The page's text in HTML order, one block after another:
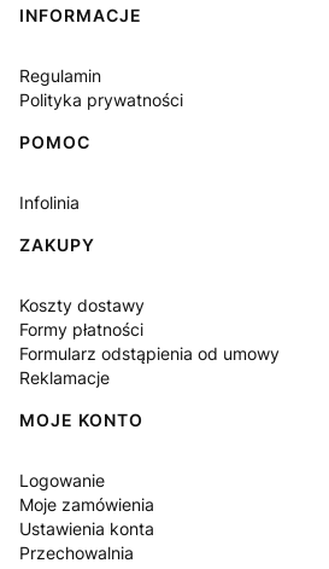
INFORMACJE
Regulamin
Polityka prywatności
POMOC
Infolinia
ZAKUPY
Koszty dostawy
Formy płatności
Formularz odstąpienia od umowy
Reklamacje
MOJE KONTO
Logowanie
Moje zamówienia
Ustawienia konta
Przechowalnia